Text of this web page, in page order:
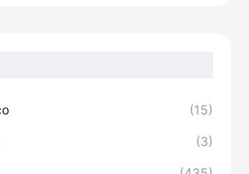
(15)
(3)